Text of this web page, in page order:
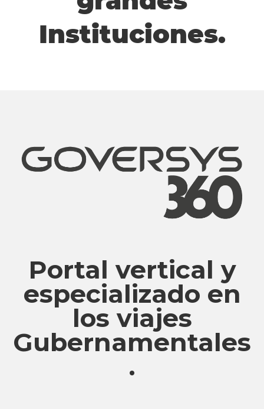
Instituciones.
Portal vertical y
especializado en
los viajes
Gubernamentales
.